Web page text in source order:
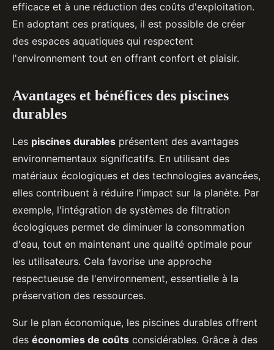
efficace et à une réduction des coûts d'exploitation.
En adoptant ces pratiques, il est possible de créer
des espaces aquatiques qui respectent
l'environnement tout en offrant confort et plaisir.
Avantages et bénéfices des piscines
durables
Les piscines durables présentent des avantages
environnementaux significatifs. En utilisant des
matériaux écologiques et des technologies avancées,
elles contribuent à réduire l'impact sur la planète. Par
exemple, l'intégration de systèmes de filtration
écologiques permet de diminuer la consommation
d'eau, tout en maintenant une qualité optimale pour
les utilisateurs. Cela favorise une approche
respectueuse de l'environnement, essentielle à la
préservation des ressources.
Sur le plan économique, les piscines durables offrent
des économies de coûts considérables. Grâce à des